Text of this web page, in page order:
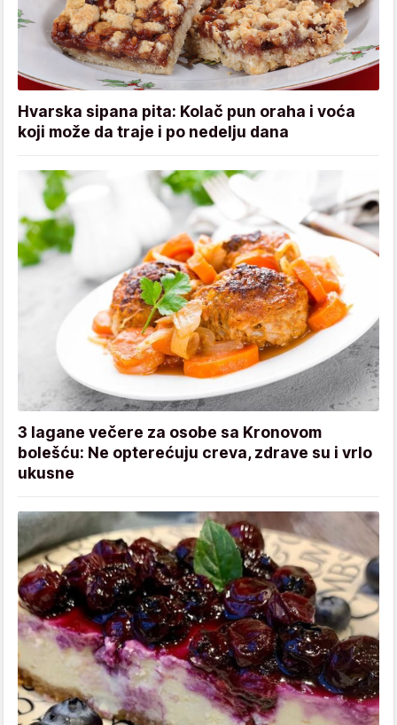
Hvarska sipana pita: Kolač pun oraha i voća
koji može da traje i po nedelju dana
3 lagane večere za osobe sa Kronovom
bolešću: Ne opterećuju creva, zdrave su i vrlo
ukusne